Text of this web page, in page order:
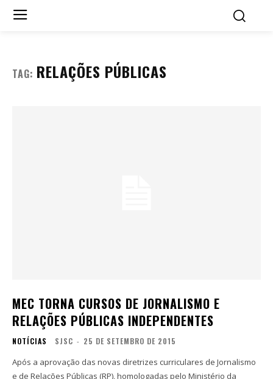
TAG: RELAÇÕES PÚBLICAS
MEC TORNA CURSOS DE JORNALISMO E
RELAÇÕES PÚBLICAS INDEPENDENTES
NOTÍCIAS SJSC - 25 DE SETEMBRO DE 2015
Após a aprovação das novas diretrizes curriculares de Jornalismo
e de Relações Públicas (RP), homologadas pelo Ministério da